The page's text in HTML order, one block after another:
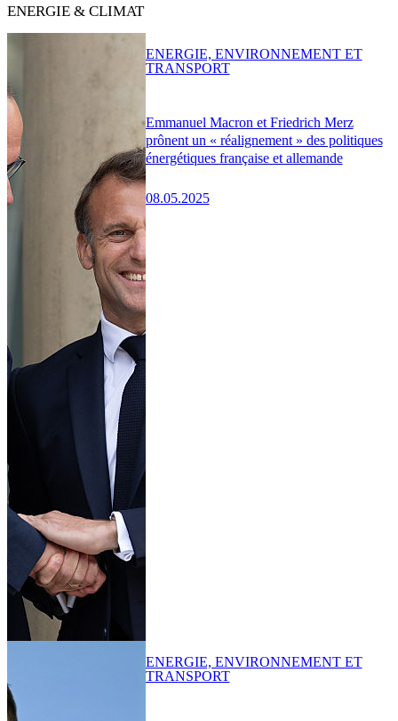
ENERGIE & CLIMAT
Emmanuel Macron et Friedrich Merz
prônent un « réalignement » des politiques
énergétiques française et allemande
08.05.2025
ENERGIE, ENVIRONNEMENT ET
TRANSPORT
ENERGIE, ENVIRONNEMENT ET
TRANSPORT